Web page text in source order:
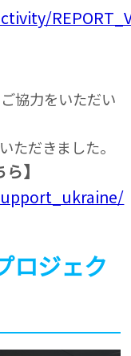
協力をいただい
ただきました。
】
ロジェク